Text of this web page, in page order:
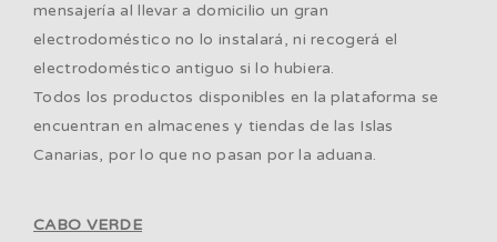
mensajería al llevar a domicilio un gran
electrodoméstico no lo instalará, ni recogerá el
electrodoméstico antiguo si lo hubiera.
Todos los productos disponibles en la plataforma se
encuentran en almacenes y tiendas de las Islas
Canarias, por lo que no pasan por la aduana.
CABO VERDE